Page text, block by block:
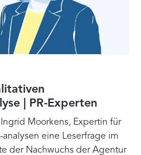
| PR-Experten
Moorkens, Expertin für
eine Leserfrage im
der Nachwuchs der Agentur